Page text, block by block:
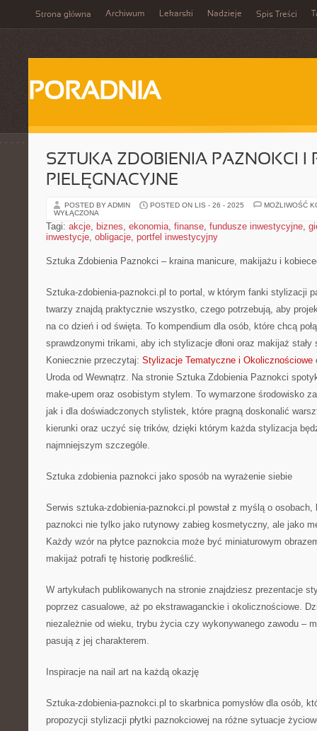
Strona główna Archiwum Lekarski Nadzieje Spis Treści
PORADNIA
SZTUKA ZDOBIENIA PAZNOKCI I
PIELĘGNACYJNE
POSTED BY ADMIN POSTED ON LIS - 26 - 2025
MOŻLIWOŚĆ
WYŁĄCZONA
Tagi: akcje, biznes, ekonomia, finanse, fundusze inwestycyjne,
inwestycje, obligacje, portfel inwestycyjny
Sztuka Zdobienia Paznokci – kraina manicure, makijażu i
Sztuka-zdobienia-paznokci.pl to portal, w którym fanki stylizacji
twarzy znajdą praktycznie wszystko, czego potrzebują, aby
na co dzień i od święta. To kompendium dla osób, które chcą
sprawdzonymi trikami, aby ich stylizacje dłoni oraz makijaż
Koniecznie przeczytaj: Stylizacje Tematyczne i Okolicznościowe
Uroda od Wewnątrz. Na stronie Sztuka Zdobienia Paznokci
make-upem oraz osobistym stylem. To wymarzone środowisko
jak i dla doświadczonych stylistek, które pragną doskonalić
kierunki oraz uczyć się trików, dzięki którym każda stylizacja
najmniejszym szczególe.
Sztuka zdobienia paznokci jako sposób na wyrażenie siebie
Serwis sztuka-zdobienia-paznokci.pl powstał z myślą o
paznokci nie tylko jako rutynowy zabieg kosmetyczny, ale jako
Każdy wzór na płytce paznokcia może być miniaturowym
makijaż potrafi tę historię podkreślić.
W artykułach publikowanych na stronie znajdziesz prezentacje
poprzez casualowe, aż po ekstrawaganckie i okolicznościowe.
niezależnie od wieku, trybu życia czy wykonywanego zawodu –
pasują z jej charakterem.
Inspiracje na nail art na każdą okazję
Sztuka-zdobienia-paznokci.pl to skarbnica pomysłów dla osób,
propozycji stylizacji płytki paznokciowej na różne sytuacje